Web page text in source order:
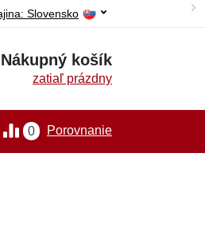
Slovensko
Nákupný košík
zatiaľ prázdny
0 Porovnanie